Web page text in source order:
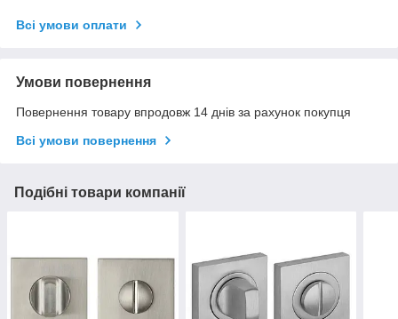
Всі умови оплати
Умови повернення
Повернення товару впродовж 14 днів за рахунок покупця
Всі умови повернення
Подібні товари компанії